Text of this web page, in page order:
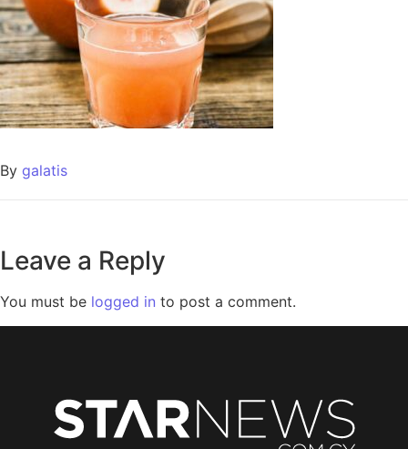
By galatis
Leave a Reply
You must be logged in to post a comment.